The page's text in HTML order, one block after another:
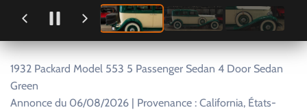
1932 Packard Model 553 5 Passenger Sedan 4 Door Sedan
Green
Annonce du 06/08/2026 | Provenance : California, États-